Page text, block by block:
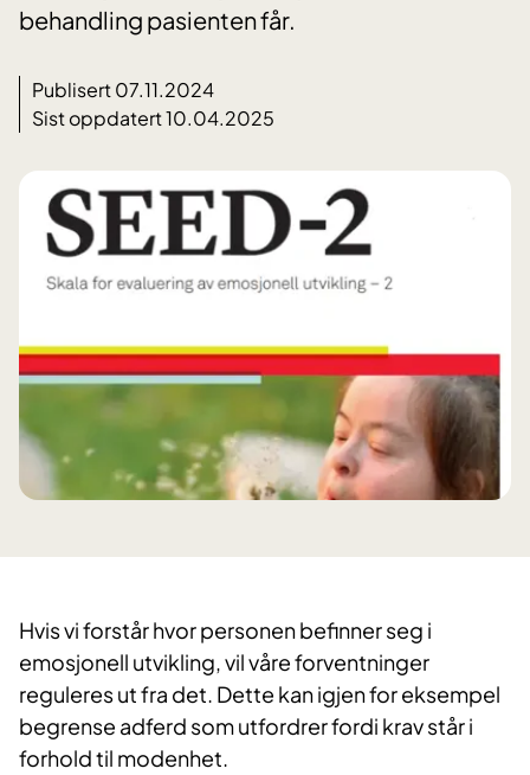
behandling pasienten får.
Publisert 07.11.2024
Sist oppdatert 10.04.2025
Hvis vi forstår hvor personen befinner seg i
emosjonell utvikling, vil våre forventninger
reguleres ut fra det. Dette kan igjen for eksempel
begrense adferd som utfordrer fordi krav står i
forhold til modenhet.